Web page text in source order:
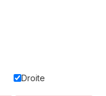
Droite